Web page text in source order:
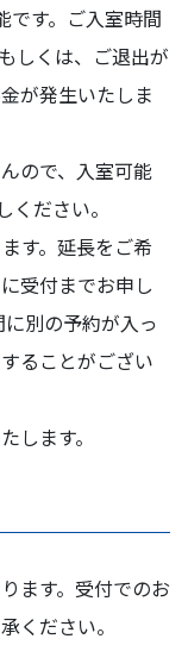
です。ご入室時間
しくは、ご退出が
が発生いたしま
ので、入室可能
ださい。
す。延長をご希
受付までお申し
別の予約が入っ
ることがござい
します。
ます。受付でのお
ください。